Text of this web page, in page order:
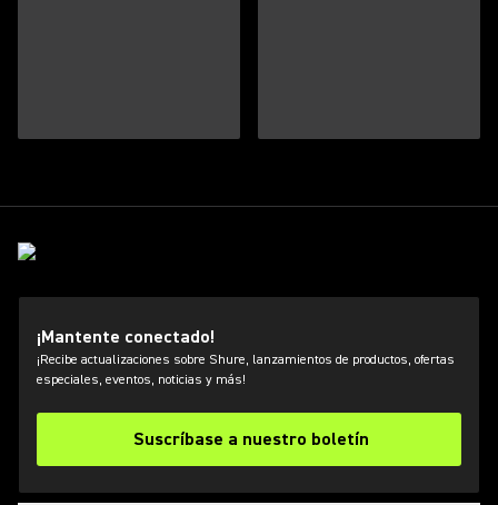
¡Mantente conectado!
¡Recibe actualizaciones sobre Shure, lanzamientos de productos, ofertas
especiales, eventos, noticias y más!
Suscríbase a nuestro boletín